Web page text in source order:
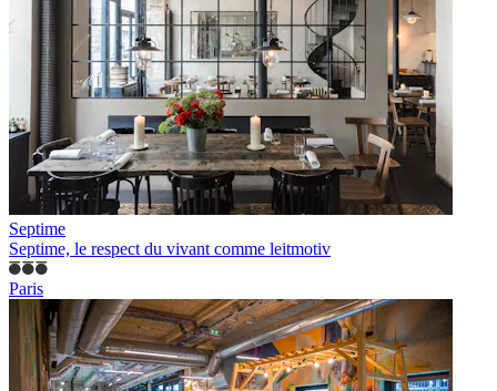
Septime
Septime, le respect du vivant comme leitmotiv
Paris